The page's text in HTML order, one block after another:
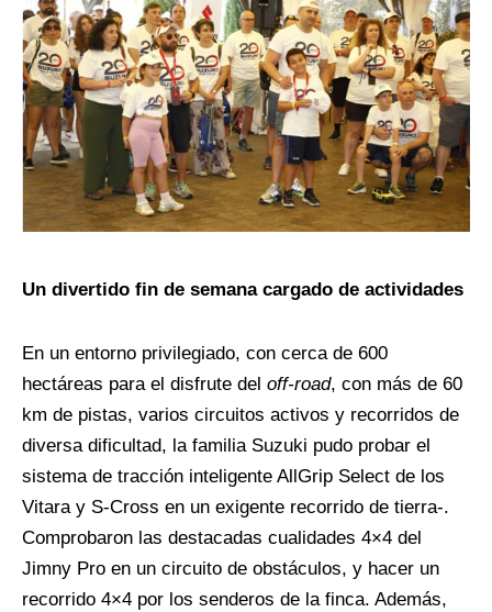
Un divertido fin de semana cargado de actividades
En un entorno privilegiado, con cerca de 600
hectáreas para el disfrute del off-road, con más de 60
km de pistas, varios circuitos activos y recorridos de
diversa dificultad, la familia Suzuki pudo probar el
sistema de tracción inteligente AllGrip Select de los
Vitara y S-Cross en un exigente recorrido de tierra-.
Comprobaron las destacadas cualidades 4×4 del
Jimny Pro en un circuito de obstáculos, y hacer un
recorrido 4×4 por los senderos de la finca. Además,